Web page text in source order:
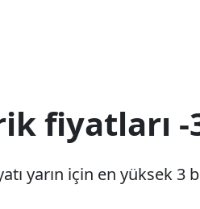
fiyatları -
yarın için en yüksek 3